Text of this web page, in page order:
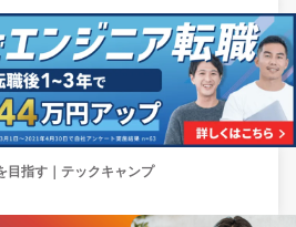
目指す｜テックキャンプ